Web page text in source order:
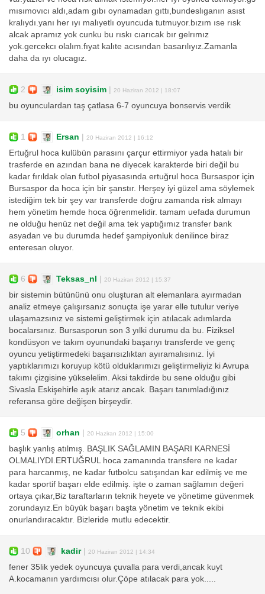
mısımovıcı aldı,adam gıbı oynamadan gıttı,bundeslıganın asıst
kralıydı.yanı her ıyı malıyetlı oyuncuda tutmuyor.bızım ıse rısk
alcak apramız yok cunku bu rıskı cıarıcak bır gelrımız
yok.gercekcı olalım.fıyat kalıte acısından basarılıyız.Zamanla
daha da ıyı olucagız.
2 isim soyisim | 20 Haziran 2012 | 18:07
bu oyunculardan taş çatlasa 6-7 oyuncuya bonservis verdik
1 Ersan | 20 Haziran 2012 | 16:12
Ertuğrul hoca kulübün parasını çarçur ettirmiyor yada hatalı bir
trasferde en azından bana ne diyecek karakterde biri değil bu
kadar fırıldak olan futbol piyasasında ertuğrul hoca Bursaspor için
Bursaspor da hoca için bir şanstır. Herşey iyi güzel ama söylemek
istediğim tek bir şey var transferde doğru zamanda risk almayı
hem yönetim hemde hoca öğrenmelidir. tamam uefada durumun
ne olduğu henüz net değil ama tek yaptığımız transfer bank
asyadan ve bu durumda hedef şampiyonluk denilince biraz
enteresan oluyor.
6 Teksas_nl | 20 Haziran 2012 | 15:37
bir sistemin bütününü onu oluşturan alt elemanlara ayırmadan
analiz etmeye çalışırsanız sonuçta işe yarar elle tutulur veriye
ulaşamazsınız ve sistemi geliştirmek için atılacak adımlarda
bocalarsınız. Bursasporun son 3 yılki durumu da bu. Fiziksel
kondüsyon ve takım oyunundaki başarıyı transferde ve genç
oyuncu yetiştirmedeki başarısızlıktan ayıramalısınız. İyi
yaptıklarımızı koruyup kötü olduklarımızı geliştirmeliyiz ki Avrupa
takımı çizgisine yükselelim. Aksi takdirde bu sene olduğu gibi
Sivasla Eskişehirle aşık atarız ancak. Başarı tanımladığınız
referansa göre değişen birşeydir.
5 orhan | 20 Haziran 2012 | 15:00
başlık yanlış atılmış. BAŞLIK SAĞLAMIN BAŞARI KARNESİ
OLMALIYDI.ERTUĞRUL hoca zamanında transfere ne kadar
para harcanmış, ne kadar futbolcu satışından kar edilmiş ve me
kadar sportif başarı elde edilmiş. işte o zaman sağlamın değeri
ortaya çıkar,Biz taraftarların teknik heyete ve yönetime güvenmek
zorundayız.En büyük başarı başta yönetim ve teknik ekibi
onurlandıracaktır. Bizleride mutlu edecektir.
10 kadir| 20 Haziran 2012 | 14:34
fener 35lik yedek oyuncuya çuvalla para verdi,ancak kuyt
A.kocamanın yardımcısı olur.Çöpe atılacak para yok.....